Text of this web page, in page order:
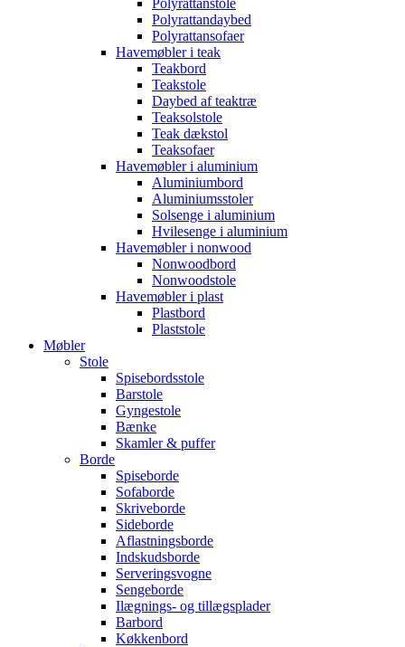
Polyrattanstole
Polyrattandaybed
Polyrattansofaer
Havemøbler i teak
Teakbord
Teakstole
Daybed af teaktræ
Teaksolstole
Teak dækstol
Teaksofaer
Havemøbler i aluminium
Aluminiumbord
Aluminiumsstoler
Solsenge i aluminium
Hvilesenge i aluminium
Havemøbler i nonwood
Nonwoodbord
Nonwoodstole
Havemøbler i plast
Plastbord
Plaststole
Møbler
Stole
Spisebordsstole
Barstole
Gyngestole
Bænke
Skamler & puffer
Borde
Spiseborde
Sofaborde
Skriveborde
Sideborde
Aflastningsborde
Indskudsborde
Serveringsvogne
Sengeborde
Ilægnings- og tillægsplader
Barbord
Køkkenbord